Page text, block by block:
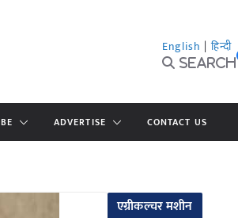
English | हिन्दी
Search
ADVERTISE CONTACT US
एग्रीकल्चर मशीन